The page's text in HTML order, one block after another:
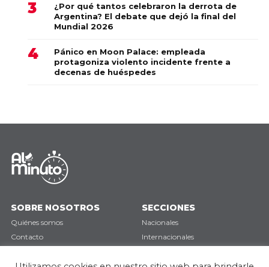
¿Por qué tantos celebraron la derrota de
Argentina? El debate que dejó la final del
Mundial 2026
Pánico en Moon Palace: empleada
protagoniza violento incidente frente a
decenas de huéspedes
SOBRE NOSOTROS
Quiénes somos
Contacto
SECCIONES
Nacionales
Internacionales